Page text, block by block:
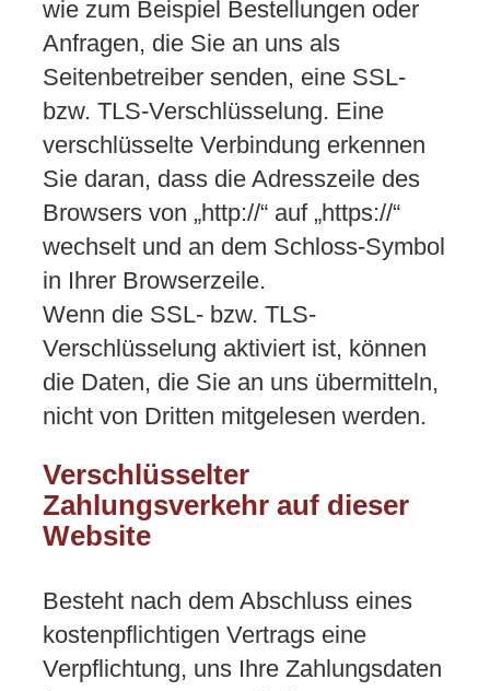
wie zum Beispiel Bestellungen oder
Anfragen, die Sie an uns als
Seitenbetreiber senden, eine SSL-
bzw. TLS-Verschlüsselung. Eine
verschlüsselte Verbindung erkennen
Sie daran, dass die Adresszeile des
Browsers von „http://“ auf „https://“
wechselt und an dem Schloss-Symbol
in Ihrer Browserzeile.
Wenn die SSL- bzw. TLS-
Verschlüsselung aktiviert ist, können
die Daten, die Sie an uns übermitteln,
nicht von Dritten mitgelesen werden.
Verschlüsselter
Zahlungsverkehr auf dieser
Website
Besteht nach dem Abschluss eines
kostenpflichtigen Vertrags eine
Verpflichtung, uns Ihre Zahlungsdaten